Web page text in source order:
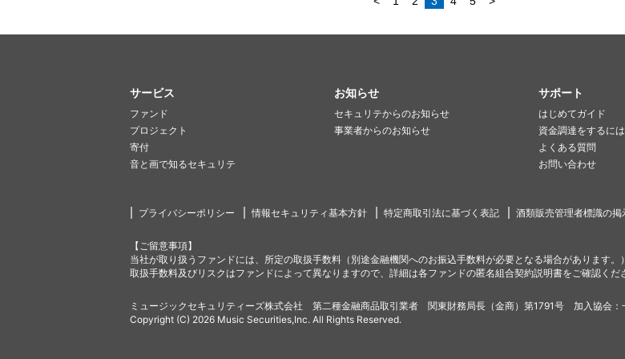
サービス
ファンド
プロジェクト
寄付
音と画で知るセキュリテ
お知らせ
セキュリテからのお知らせ
事業者からのお知らせ
サポート
はじめてガイド
資金調達をするには
よくある質問
お問い合わせ
プライバシーポリシー 情報セキュリティ基本方針 特定商取引法に基づく表記 酒類販売管理者標識の掲
【ご留意事項】
当社が取り扱うファンドには、所定の取扱手数料（別途金融機関へのお振込手数料が必要となる場合があります
取扱手数料及びリスクはファンドによって異なりますので、詳細は各ファンドの匿名組合契約説明書をご確認くだ
ミュージックセキュリティーズ株式会社 第二種金融商品取引業者 関東財務局長（金商）第1791号 加入協会：
Copyright (C) 2026 Music Securities,Inc. All Rights Reserved.